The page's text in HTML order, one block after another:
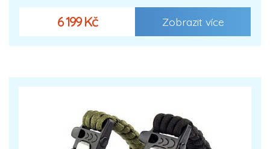
6 199 Kč Zobrazit více